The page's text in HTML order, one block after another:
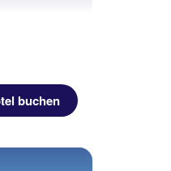
buchen